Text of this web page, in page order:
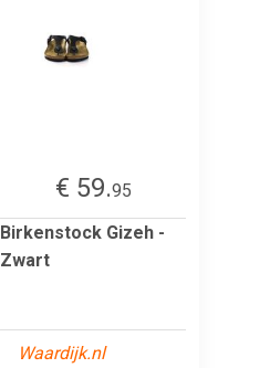
€ 59.95
Birkenstock Gizeh -
Zwart
Waardijk.nl